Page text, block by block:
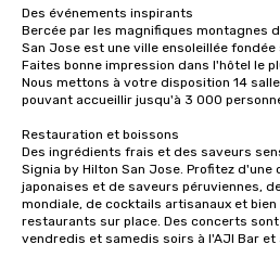
at various stops. Build Your Network
Our exclusive experiences provide
ultimate networking opportunities.
a typical sit-down dinner, you’re
to engage the person to the left and
place at multiple restaurants, with
walking in between, there are
countless opportunities to interact
with different people when you sit
down at each venue and as you
Des événements inspirants
Bercée par les magnifiques montagnes
San Jose est une ville ensoleillée
Faites bonne impression dans l'hôtel le
Nous mettons à votre disposition 14
pouvant accueillir jusqu'à 3 000
Restauration et boissons
Des ingrédients frais et des saveurs
Signia by Hilton San Jose. Profitez
japonaises et de saveurs péruviennes,
mondiale, de cocktails artisanaux et
restaurants sur place. Des concerts
vendredis et samedis soirs à l'AJI Bar et